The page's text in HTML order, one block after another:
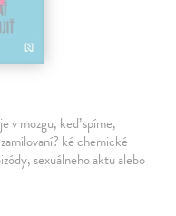
v mozgu, keď spíme,
ké chemické
sexuálneho aktu alebo